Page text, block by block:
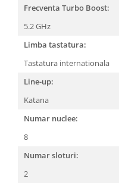
Frecventa Turbo Boost:
5.2 GHz
Limba tastatura:
Tastatura internationala
Line-up:
Katana
Numar nuclee:
8
Numar sloturi:
2